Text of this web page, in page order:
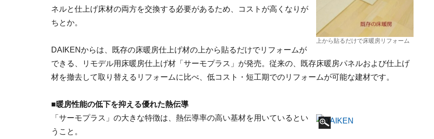
上から貼るだけで床暖房リフォーム
ネルと仕上げ床材の両方を交換する必要があるため、コストが高くなりが
ちとか。
DAIKENからは、既存の床暖房仕上げ材の上から貼るだけでリフォームが
できる、リモデル用床暖房仕上げ材「サーモプラス」が発売。従来の、既存床暖房パネルおよび仕上げ
材を撤去して取り替えるリフォームに比べ、低コスト・短工期でのリフォームが可能な建材です。
■暖房性能の低下を抑える優れた熱伝導
「サーモプラス」の大きな特徴は、熱伝導率の高い基材を用いているとい
うこと。